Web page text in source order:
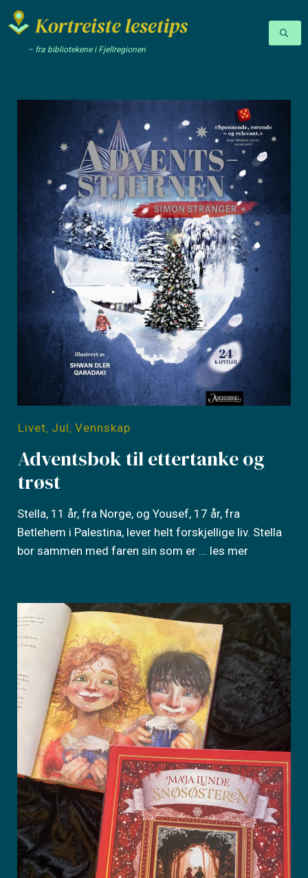
– fra bibliotekene i Fjellregionen
Livet, Jul, Vennskap
Adventsbok til ettertanke og
trøst
Stella, 11 år, fra Norge, og Yousef, 17 år, fra
Betlehem i Palestina, lever helt forskjellige liv. Stella
bor sammen med faren sin som er ... les mer